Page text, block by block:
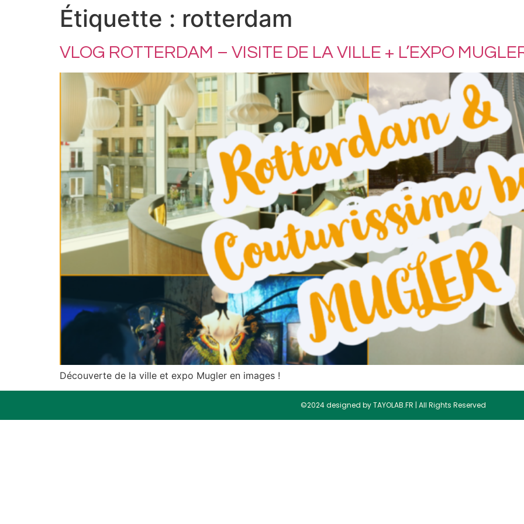
Étiquette : rotterdam
VLOG ROTTERDAM – VISITE DE LA VILLE + L’EXPO
Découverte de la ville et expo Mugler en images !
©2024 designed by TAYOLAB.FR | All Rights Reserved